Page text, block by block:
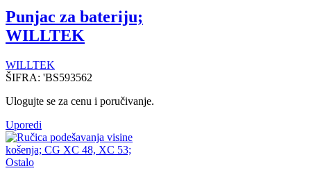
Punjac za bateriju;
WILLTEK
WILLTEK
ŠIFRA: 'BS593562
Ulogujte se za cenu i poručivanje.
Uporedi
Ostalo